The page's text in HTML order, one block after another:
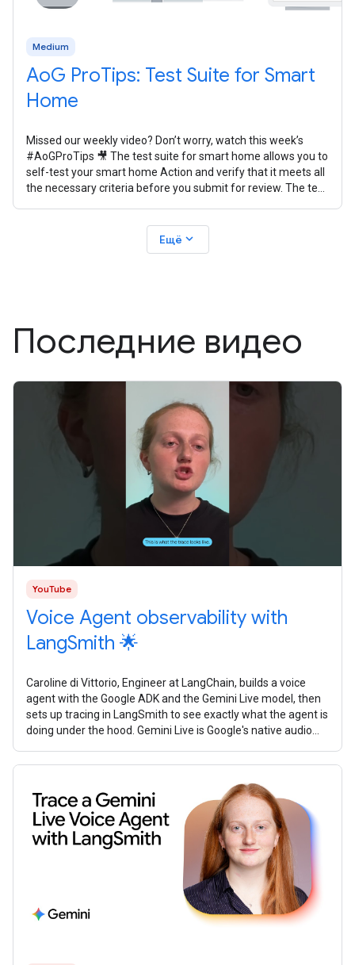
Medium
AoG ProTips: Test Suite for Smart
Home
Missed our weekly video? Don’t worry, watch this week’s
#AoGProTips 🎥 The test suite for smart home allows you to
self-test your smart home Action and verify that it meets all
the necessary criteria before you submit for review. The test
Ещё expand_more
Последние видео
YouTube
Voice Agent observability with
LangSmith 🌟
Caroline di Vittorio, Engineer at LangChain, builds a voice
agent with the Google ADK and the Gemini Live model, then
sets up tracing in LangSmith to see exactly what the agent is
doing under the hood. Gemini Live is Google's native audio